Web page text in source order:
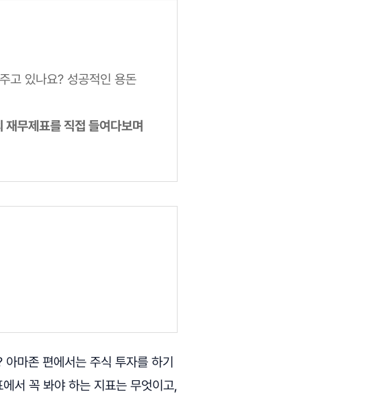
고 있나요? 성공적인 용돈
재무제표를 직접 들여다보며
마존 편에서는 주식 투자를 하기
서 꼭 봐야 하는 지표는 무엇이고,